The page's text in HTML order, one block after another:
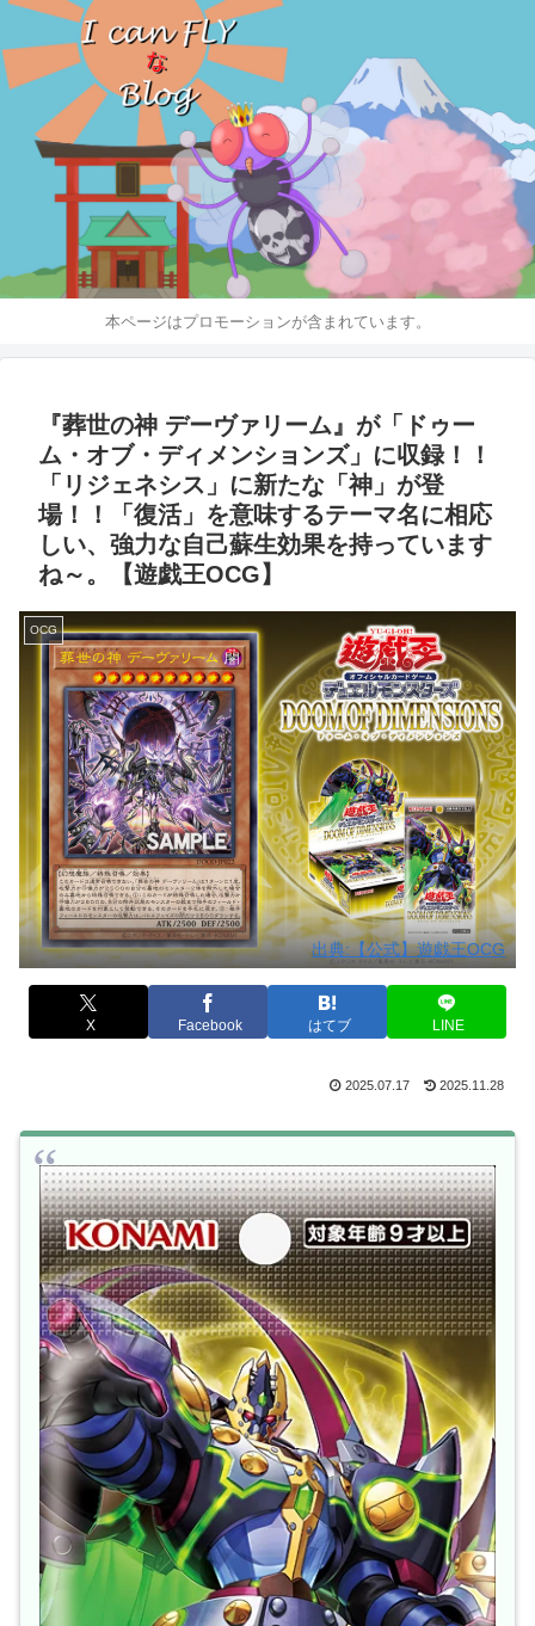
本ページはプロモーションが含まれています。
『葬世の神 デーヴァリーム』が「ドゥー
ム・オブ・ディメンションズ」に収録！！
「リジェネシス」に新たな「神」が登
場！！「復活」を意味するテーマ名に相応
しい、強力な自己蘇生効果を持っています
ね～。【遊戯王OCG】
OCG
出典:【公式】遊戯王OCG
X Facebook はてブ LINE
2025.07.17 2025.11.28